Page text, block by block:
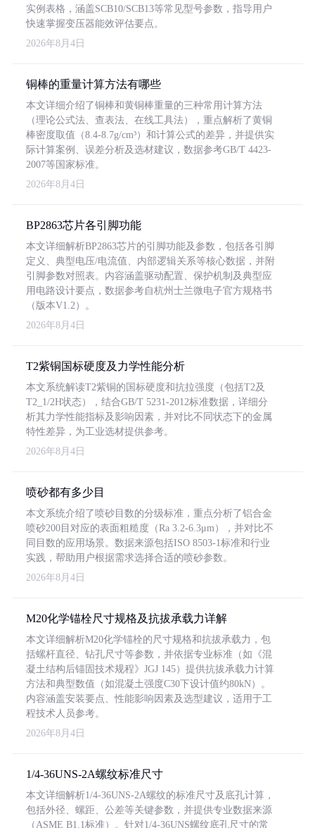
实例表格，涵盖SCB10/SCB13等常见型号参数，指导用户
快速掌握变压器能效评估要点。
2026年8月4日
铜棒的重量计算方法有哪些
本文详细介绍了铜棒和黄铜棒重量的三种常用计算方法
（理论公式法、查表法、在线工具法），重点解析了黄铜
棒密度取值（8.4-8.7g/cm³）和计算公式的差异，并提供实
际计算案例、误差分析及选材建议，数据参考GB/T 4423-
2007等国家标准。
2026年8月4日
BP2863芯片各引脚功能
本文详细解析BP2863芯片的引脚功能及参数，包括各引脚
定义、典型电压/电流值、内部逻辑关系等核心数据，并附
引脚参数对照表。内容涵盖驱动配置、保护机制及典型应
用电路设计要点，数据参考自杭州士兰微电子官方规格书
（版本V1.2）。
2026年8月4日
T2紫铜国标硬度及力学性能分析
本文系统解读T2紫铜的国标硬度和抗拉强度（包括T2及
T2_1/2H状态），结合GB/T 5231-2012标准数据，详细分
析其力学性能指标及影响因素，并对比不同状态下的金属
特性差异，为工业选材提供参考。
2026年8月4日
喷砂都有多少目
本文系统介绍了喷砂目数的分级标准，重点分析了铝合金
喷砂200目对应的表面粗糙度（Ra 3.2-6.3μm），并对比不
同目数的应用场景。数据来源包括ISO 8503-1标准和行业
实践，帮助用户根据需求选择合适的喷砂参数。
2026年8月4日
M20化学锚栓尺寸规格及抗拔承载力详解
本文详细解析M20化学锚栓的尺寸规格和抗拔承载力，包
括螺杆直径、钻孔尺寸等参数，并依据专业标准（如《混
凝土结构后锚固技术规程》JGJ 145）提供抗拔承载力计算
方法和典型数值（如混凝土强度C30下设计值约80kN）。
内容涵盖安装要点、性能影响因素及选型建议，适用于工
程技术人员参考。
2026年8月4日
1/4-36UNS-2A螺纹标准尺寸
本文详细解析1/4-36UNS-2A螺纹的标准尺寸及底孔计算，
包括外径、螺距、公差等关键参数，并提供专业数据来源
（ASME B1.1标准）。针对1/4-36UNS螺纹底孔尺寸的常